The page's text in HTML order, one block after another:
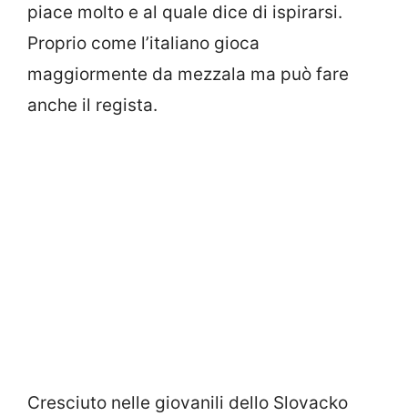
piace molto e al quale dice di ispirarsi.
Proprio come l’italiano gioca
maggiormente da mezzala ma può fare
anche il regista.
Cresciuto nelle giovanili dello Slovacko